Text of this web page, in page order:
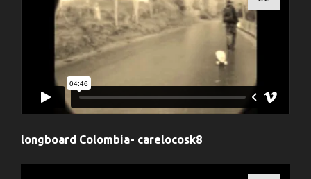
longboard Colombia- carelocosk8